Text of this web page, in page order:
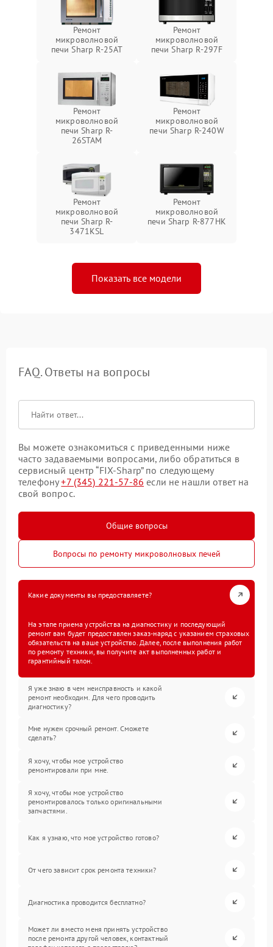
Ремонт
микроволновой
печи Sharp R-25AT
Ремонт
микроволновой
печи Sharp R-297F
Ремонт
микроволновой
печи Sharp R-
26STAM
Ремонт
микроволновой
печи Sharp R-240W
Ремонт
микроволновой
печи Sharp R-
3471KSL
Ремонт
микроволновой
печи Sharp R-877HK
Показать все модели
FAQ. Ответы на вопросы
Вы можете ознакомиться с приведенными ниже
часто задаваемыми вопросами, либо обратиться в
сервисный центр “FIX-Sharp” по следующему
телефону+7 (345) 221-57-86 если не нашли ответ на
свой вопрос.
Общие вопросы
Вопросы по ремонту микроволновых печей
Какие документы вы предоставляете?
На этапе приема устройства на диагностику и последующий
ремонт вам будет предоставлен заказ-наряд с указанием страховых
обязательств на ваше устройство. Далее, после выполнения работ
по ремонту техники, вы получите акт выполненных работ и
гарантийный талон.
Я уже знаю в чем неисправность и какой
ремонт необходим. Для чего проводить
диагностику?
Мне нужен срочный ремонт. Сможете
сделать?
Я хочу, чтобы мое устройство
ремонтировали при мне.
Я хочу, чтобы мое устройство
ремонтировалось только оригинальными
запчастями.
Как я узнаю, что мое устройство готово?
От чего зависит срок ремонта техники?
Диагностика проводится бесплатно?
Может ли вместо меня принять устройство
после ремонта другой человек, контактный